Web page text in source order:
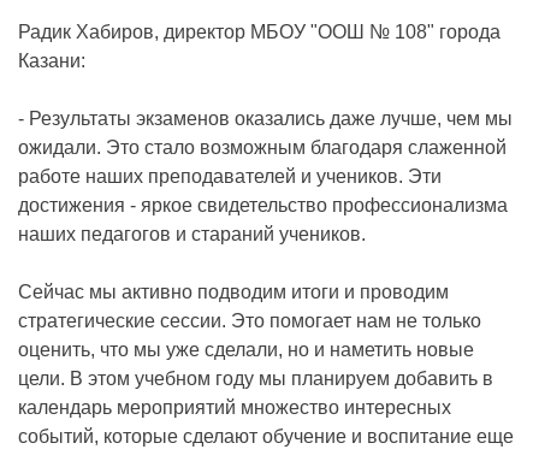
Радик Хабиров, директор МБОУ "ООШ № 108" города
Казани:
- Результаты экзаменов оказались даже лучше, чем мы
ожидали. Это стало возможным благодаря слаженной
работе наших преподавателей и учеников. Эти
достижения - яркое свидетельство профессионализма
наших педагогов и стараний учеников.
Сейчас мы активно подводим итоги и проводим
стратегические сессии. Это помогает нам не только
оценить, что мы уже сделали, но и наметить новые
цели. В этом учебном году мы планируем добавить в
календарь мероприятий множество интересных
событий, которые сделают обучение и воспитание еще